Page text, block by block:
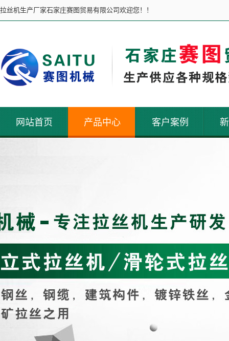
拉丝机生产厂家石家庄赛图贸易有限公司欢迎您！！
网站首页 产品中心 客户案例